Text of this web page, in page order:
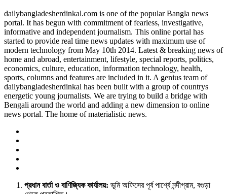
dailybangladesherdinkal.com is one of the popular Bangla news
portal. It has begun with commitment of fearless, investigative,
informative and independent journalism. This online portal has
started to provide real time news updates with maximum use of
modern technology from May 10th 2014. Latest & breaking news of
home and abroad, entertainment, lifestyle, special reports, politics,
economics, culture, education, information technology, health,
sports, columns and features are included in it. A genius team of
dailybangladesherdinkal has been built with a group of countrys
energetic young journalists. We are trying to build a bridge with
Bengali around the world and adding a new dimension to online
news portal. The home of materialistic news.
প্রধান বার্তা ও বাণিজ্যিক কার্যালয়: ভূমি অফিসের পূর্ব পার্শ্বে নন্দীগ্রাম, বগুড়া